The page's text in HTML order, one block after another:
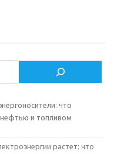
что
и топливом
растет: что